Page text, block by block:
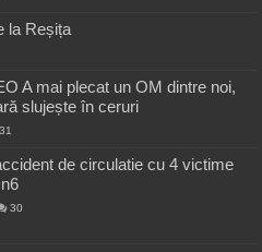
la Reșița
A mai plecat un OM dintre noi,
slujește în ceruri
31
de circulatie cu 4 victime
30